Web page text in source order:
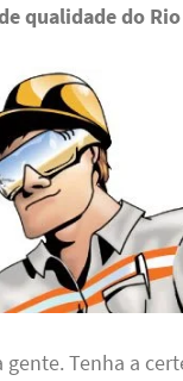
qualidade do
Tenha a